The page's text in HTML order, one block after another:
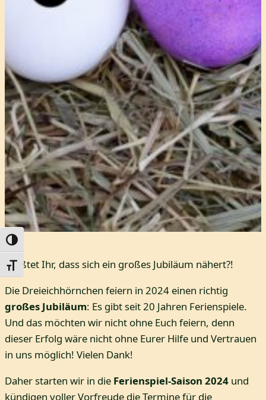
Umschalten auf hohe Kontraste
Schrift vergrößern
Wußtet Ihr, dass sich ein großes Jubiläum nähert?!
Die Dreieichhörnchen feiern in 2024 einen richtig
großes Jubiläum: Es gibt seit 20 Jahren Ferienspiele.
Und das möchten wir nicht ohne Euch feiern, denn
dieser Erfolg wäre nicht ohne Eurer Hilfe und Vertrauen
in uns möglich! Vielen Dank!
Daher starten wir in die Ferienspiel-Saison 2024 und
kündigen voller Vorfreude die Termine für die